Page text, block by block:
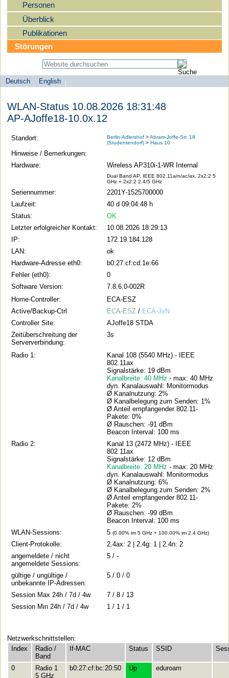
Personen
Überblick
Publikationen
Störungen
Sprachauswahl
Deutsch
English
search-menu
Universität
zu
Berlin
Computer-
WLAN-Status 10.08.2026 18:31:48
AP-AJoffe18-10.0x.12
Standort: Berlin-Adlershof >Abram-Joffe-Str. 18
(Studentendorf) >Haus 10
Hinweise / Bemerkungen:
Hardware:
Wireless AP310i-1-WR Internal
Dual Band AP, IEEE 802.11a/n/ac/ax, 2x2:2 5
GHz + 2x2:2 2.4/5 GHz
Seriennummer:
2201Y-1525700000
Laufzeit:
40 d 09:04:48 h
Status:
OK
Letzter erfolgreicher Kontakt:
10.08.2026 18:29:13
IP:
172.19.184.128
LAN:
ok
Hardware-Adresse eth0:
b0:27:cf:cd:1e:66
Fehler (eth0):
0
Software Version:
7.8.6.0-002R
Home-Controller:
ECA-ESZ
Active/Backup-Ctrl
ECA-ESZ / ECA-JvN
Controller Site:
AJoffe18 STDA
Zeitüberschreitung der
Serververbindung:
3s
Radio 1:
Kanal 108 (5540 MHz) - IEEE
802.11ax
Signalstärke: 19 dBm
Kanalbreite: 40 MHz- max: 40 MHz
dyn. Kanalauswahl: Monitormodus
Ø Kanalnutzung: 2%
Ø Kanalbelegung zum Senden: 1%
Ø Anteil empfangender 802.11-
Pakete: 0%
Ø Rauschen: -91 dBm
Beacon Interval: 100 ms
Radio 2:
Kanal 13 (2472 MHz) - IEEE
802.11ax
Signalstärke: 12 dBm
Kanalbreite: 20 MHz- max: 20 MHz
dyn. Kanalauswahl: Monitormodus
Ø Kanalnutzung: 6%
Ø Kanalbelegung zum Senden: 2%
Ø Anteil empfangender 802.11-
Pakete: 2%
Ø Rauschen: -99 dBm
Beacon Interval: 100 ms
WLAN-Sessions:
5(0.00% im 5 GHz + 100.00% im 2.4 GHz)
Client-Protokolle:
2.4ax: 2 | 2.4g: 1 | 2.4n: 2
angemeldete / nicht
angemeldete Sessions:
5 / -
gültige / ungültige /
unbekannte IP-Adressen:
5 / 0 / 0
Session Max 24h / 7d / 4w
7 / 8 / 13
Session Min 24h / 7d / 4w
1 / 1 / 1
Netzwerkschnittstellen:
Index
Radio /
Band
If-MAC Status SSID
0
Radio 1
5 GHz
b0:27:cf:bc:20:50 Up eduroam